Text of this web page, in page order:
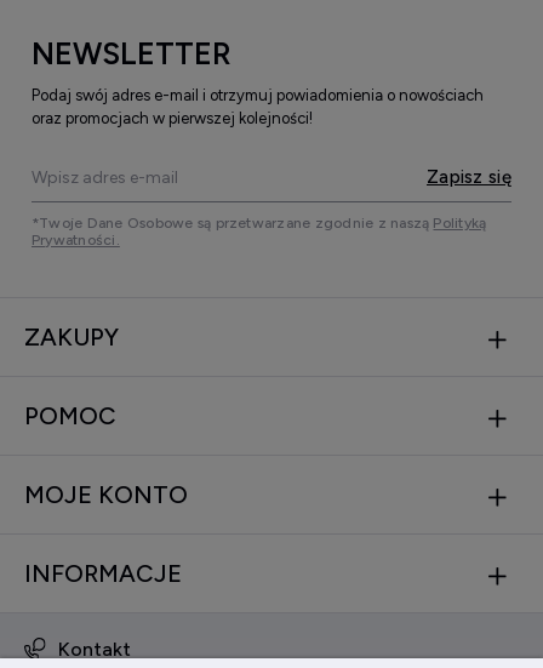
NEWSLETTER
Podaj swój adres e-mail i otrzymuj powiadomienia o nowościach
oraz promocjach w pierwszej kolejności!
Zapisz się
*Twoje Dane Osobowe są przetwarzane zgodnie z naszą Polityką
Prywatności.
ZAKUPY
POMOC
MOJE KONTO
INFORMACJE
Kontakt